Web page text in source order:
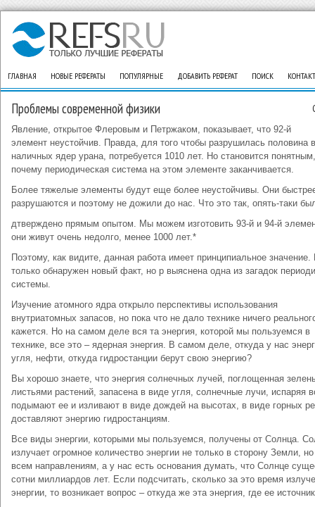
ГЛАВНАЯ НОВЫЕ РЕФЕРАТЫ ПОПУЛЯРНЫЕ ДОБАВИТЬ РЕФЕРАТ ПОИСК
Проблемы современной физики
Явление, открытое Флеровым и Петржаком, показывает, что 92-й
элемент неустойчив. Правда, для того чтобы разрушилась половина
наличных ядер урана, потребуется 1010 лет. Но становится понятным,
почему периодическая система на этом элементе заканчивается.
Более тяжелые элементы будут еще более неустойчивы. Они
разрушаются и поэтому не дожили до нас. Что это так, опять-таки
дтверждено прямым опытом. Мы можем изготовить 93-й и 94-й
они живут очень недолго, менее 1000 лет.*
Поэтому, как видите, данная работа имеет принципиальное значение.
только обнаружен новый факт, но р выяснена одна из загадок
системы.
Изучение атомного ядра открыло перспективы использования
внутриатомных запасов, но пока что не дало технике ничего
кажется. Но на самом деле вся та энергия, которой мы пользуемся в
технике, все это – ядерная энергия. В самом деле, откуда у нас
угля, нефти, откуда гидростанции берут свою энергию?
Вы хорошо знаете, что энергия солнечных лучей, поглощенная
листьями растений, запасена в виде угля, солнечные лучи, испаряя
подымают ее и изливают в виде дождей на высотах, в виде горных
доставляют энергию гидростанциям.
Вce виды энергии, которыми мы пользуемся, получены от Солнца.
излучает огромное количество энергии не только в сторону Земли,
всем направлениям, а у нас есть основания думать, что Солнце
сотни миллиардов лет. Если подсчитать, сколько за это время
энергии, то возникает вопрос – откуда же эта энергия, где ее